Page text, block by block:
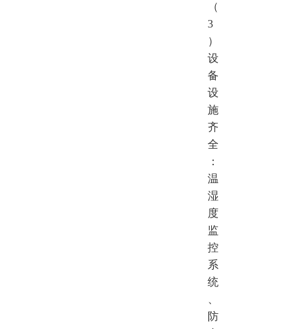
（
3
）
设
备
设
施
齐
全
：
温
湿
度
监
控
系
统
防